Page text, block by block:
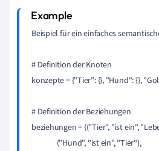
Beispiel für ein einfaches
# Definition der Knoten
konzepte = {"Tier": {}, "Hund": {},
# Definition der Beziehungen
beziehungen = {("Tier", "ist ein",
               ("Hund", "ist ein", "Tier"),